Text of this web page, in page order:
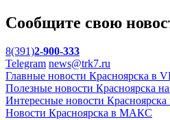
Сообщите свою
8(391)2-900-333
Telegram news@trk7.ru
Главные новости Красноярска в
Полезные новости Красноярска
Интересные новости Красноярска
Новости Красноярска в МАКС